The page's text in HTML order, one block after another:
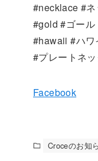
#necklace #ネ
#gold #ゴー
#hawaii #ハ
#プレートネ
Facebook
Croceのお知